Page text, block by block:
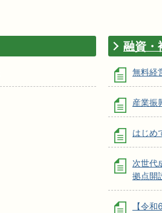
融資・
無料経
産業振
はじめ
次世代
拠点開
【令